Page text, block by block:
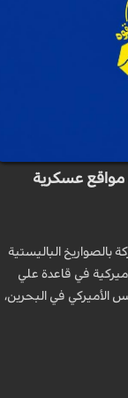
مواقع عسكرية
بالصواريخ الباليستية
في قاعدة علي
الأميركي في البحرين،